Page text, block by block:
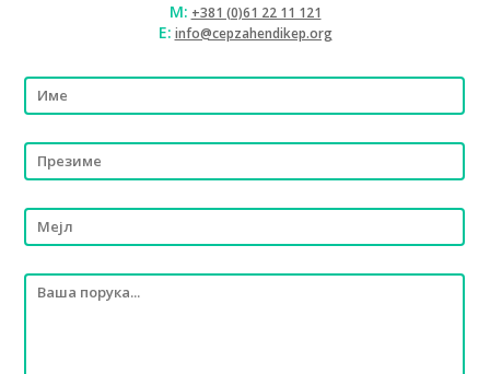
М: +381 (0)61 22 11 121
Е: info@cepzahendikep.org
Please leave this field empty.